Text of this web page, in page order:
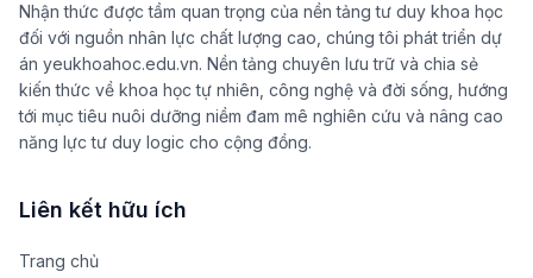
Nhận thức được tầm quan trọng của nền tảng tư duy khoa học
đối với nguồn nhân lực chất lượng cao, chúng tôi phát triển dự
án yeukhoahoc.edu.vn. Nền tảng chuyên lưu trữ và chia sẻ
kiến thức về khoa học tự nhiên, công nghệ và đời sống, hướng
tới mục tiêu nuôi dưỡng niềm đam mê nghiên cứu và nâng cao
năng lực tư duy logic cho cộng đồng.
Liên kết hữu ích
Trang chủ